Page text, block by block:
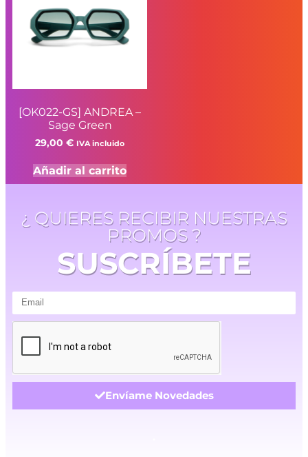
[OK022-GS] ANDREA –
Sage Green
29,00 € IVA incluido
Añadir al carrito
¿ QUIERES RECIBIR NUESTRAS
PROMOS ?
SUSCRÍBETE
Envíame Novedades